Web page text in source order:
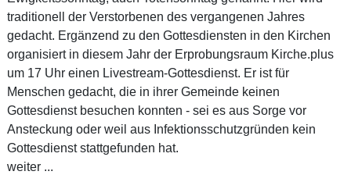
traditionell der Verstorbenen des vergangenen Jahres
gedacht. Ergänzend zu den Gottesdiensten in den Kirchen
organisiert in diesem Jahr der Erprobungsraum Kirche.plus
um 17 Uhr einen Livestream-Gottesdienst. Er ist für
Menschen gedacht, die in ihrer Gemeinde keinen
Gottesdienst besuchen konnten - sei es aus Sorge vor
Ansteckung oder weil aus Infektionsschutzgründen kein
Gottesdienst stattgefunden hat.
weiter ...